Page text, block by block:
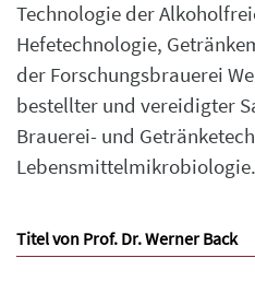
Technologie der
Hefetechnologie,
der Forschungsbrauerei
bestellter und vereidigter
Brauerei- und
Titel von Prof. Dr. Werner Back